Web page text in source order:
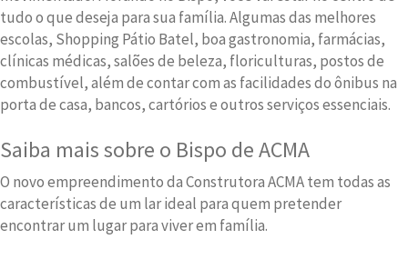
tudo o que deseja para sua família. Algumas das melhores
escolas, Shopping Pátio Batel, boa gastronomia, farmácias,
clínicas médicas, salões de beleza, floriculturas, postos de
combustível, além de contar com as facilidades do ônibus na
porta de casa, bancos, cartórios e outros serviços essenciais.
Saiba mais sobre o Bispo de ACMA
O novo empreendimento da Construtora ACMA tem todas as
características de um lar ideal para quem pretender
encontrar um lugar para viver em família.